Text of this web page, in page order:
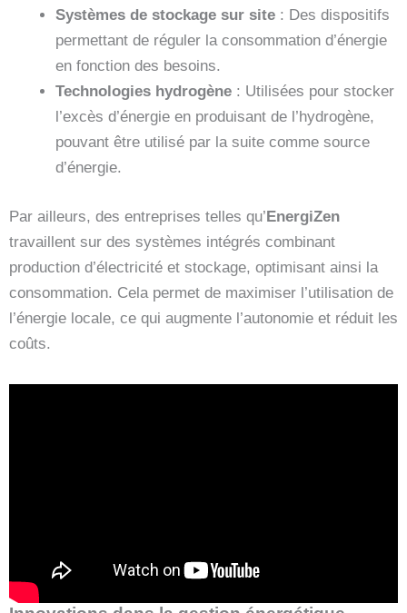
Systèmes de stockage sur site : Des dispositifs
permettant de réguler la consommation d’énergie
en fonction des besoins.
Technologies hydrogène : Utilisées pour stocker
l’excès d’énergie en produisant de l’hydrogène,
pouvant être utilisé par la suite comme source
d’énergie.
Par ailleurs, des entreprises telles qu’EnergiZen
travaillent sur des systèmes intégrés combinant
production d’électricité et stockage, optimisant ainsi la
consommation. Cela permet de maximiser l’utilisation de
l’énergie locale, ce qui augmente l’autonomie et réduit les
coûts.